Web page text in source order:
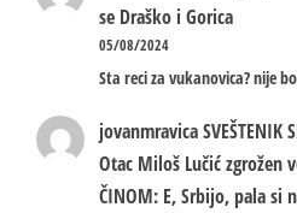
se Draško i Gorica
05/08/2024
Sta reci za vukanovica? nije
jovanmravicaSVEŠTENIK
Otac Miloš Lučić zgrožen
ČINOM: E, Srbijo, pala si